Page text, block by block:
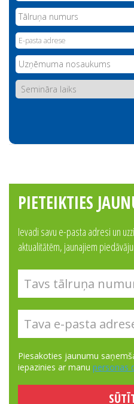
Alternative:
PIETEIKTIES
Ievadi savu e-pasta adresi un
aktualitātēm, jaunajiem
Piesakoties jaunumu
iepazinies ar manu personas